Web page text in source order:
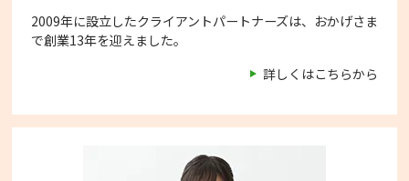
2009年に設立したクライアントパートナーズは、おかげさま
で創業13年を迎えました。
詳しくはこちらから